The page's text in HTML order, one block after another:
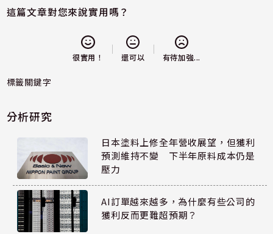
這篇文章對您來說實用嗎？
很實用！ 還可以 有待加強...
標籤關鍵字
分析研究
日本塗料上修全年營收展望，但獲利
預測維持不變 下半年原料成本仍是
壓力
AI訂單越來越多，為什麼有些公司的
獲利反而更難超預期？